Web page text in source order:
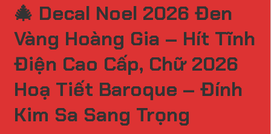
🎄 Decal Noel 2026 Đen
Vàng Hoàng Gia – Hít Tĩnh
Điện Cao Cấp, Chữ 2026
Hoạ Tiết Baroque – Đính
Kim Sa Sang Trọng